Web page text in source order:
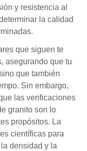
y resistencia al
la calidad
que siguen te
asegurando que tu
que también
Sin embargo,
las verificaciones
granito son lo
propósitos. La
científicas para
densidad y la